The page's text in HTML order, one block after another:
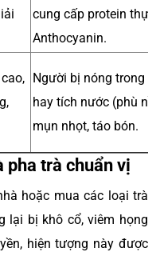
cung cấp protein thực
Anthocyanin.
Người bị nóng trong
hay tích nước (phù
mụn nhọt, táo bón.
pha trà chuẩn vị
hoặc mua các loại trà
lại bị khô cổ, viêm họng
hiện tượng này được